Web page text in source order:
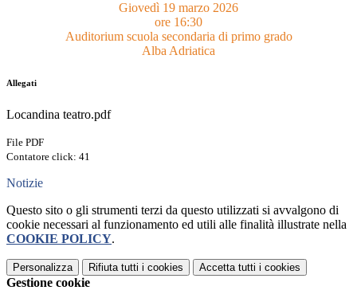
Giovedì 19 marzo 2026
ore 16:30
Auditorium scuola secondaria di primo grado
Alba Adriatica
Allegati
Locandina teatro.pdf
File PDF
Contatore click: 41
Notizie
Questo sito o gli strumenti terzi da questo utilizzati si avvalgono di
cookie necessari al funzionamento ed utili alle finalità illustrate nella
COOKIE POLICY.
Personalizza Rifiuta tutti i cookies Accetta tutti i cookies
Gestione cookie